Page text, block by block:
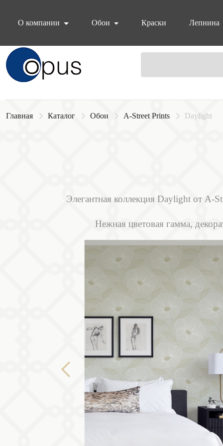
О компании Обои Краски Лепнина
Блок поиска
Главная Каталог Обои A-Street Prints Daylight
Элегантная коллекция Daylight от A-
Нежная цветовая гамма,
Previous